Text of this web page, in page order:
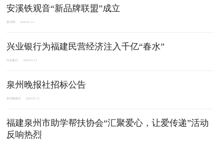
安溪铁观音“新品牌联盟”成立
泉州网 2020-01-14
​兴业银行为福建民营经济注入千亿“春水”
兴业银行 2020-01-13
泉州晚报社招标公告
泉州晚报社 2020-01-13
福建泉州市助学帮扶协会“汇聚爱心，让爱传递”活动
反响热烈